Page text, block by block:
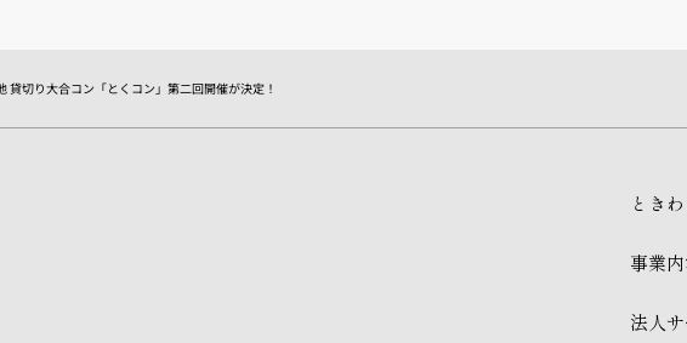
貸切り大合コン「とくコン」第二回開催が決定！
とき
事業
法人